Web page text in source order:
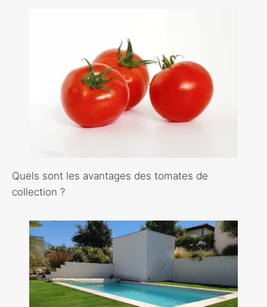
Quels sont les avantages des tomates de
collection ?